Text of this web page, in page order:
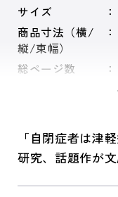
サイズ
商品寸法（横/
縦/束幅）
総ページ数
「自閉症者は津
研究、話題作が